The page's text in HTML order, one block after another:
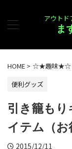
アウトド
ま
HOME > ☆★趣味★☆
便利グッズ
引き籠も
イテム（お
2015/12/11